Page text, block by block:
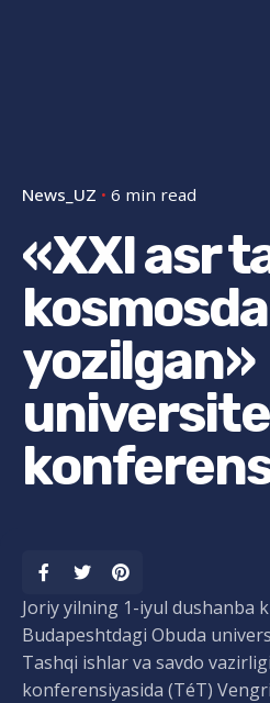
News_UZ 6 min read
«XXI asr
kosmosda
yozilgan»
Joriy yilning 1-iyul dushanba
Budapeshtdagi Obuda
Tashqi ishlar va savdo
konferensiyasida (TéT)